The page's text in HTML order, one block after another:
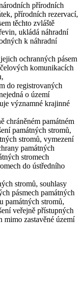
přírodních
přírodních rezervací,
těchto zvláště
ukládá náhradní
k náhradní
ochranných pásem
komunikacích
do registrovaných
o území
významné krajinné
chráněném památném
památných stromů,
stromů, vymezení
památných
stromech
do ústředního
stromů, souhlasy
pásmech památných
památných stromů,
veřejně přístupných
mimo zastavěné území